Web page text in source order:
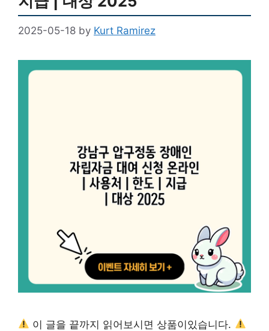
2025-05-18 by Kurt Ramirez
이 글을 끝까지 읽어보시면 상품이있습니다.